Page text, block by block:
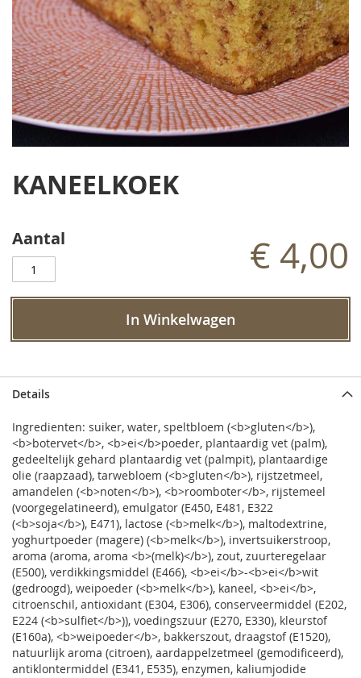
het
de
gallerij
KANEELKOEK
Aantal € 4,00
In Winkelwagen
Details
Ingredienten: suiker, water, speltbloem (<b>gluten</b>),
<b>botervet</b>, <b>ei</b>poeder, plantaardig vet (palm),
gedeeltelijk gehard plantaardig vet (palmpit), plantaardige
olie (raapzaad), tarwebloem (<b>gluten</b>), rijstzetmeel,
amandelen (<b>noten</b>), <b>roomboter</b>, rijstemeel
(voorgegelatineerd), emulgator (E450, E481, E322
(<b>soja</b>), E471), lactose (<b>melk</b>), maltodextrine,
yoghurtpoeder (magere) (<b>melk</b>), invertsuikerstroop,
aroma (aroma, aroma <b>(melk)</b>), zout, zuurteregelaar
(E500), verdikkingsmiddel (E466), <b>ei</b>-<b>ei</b>wit
(gedroogd), weipoeder (<b>melk</b>), kaneel, <b>ei</b>,
citroenschil, antioxidant (E304, E306), conserveermiddel (E202,
E224 (<b>sulfiet</b>)), voedingszuur (E270, E330), kleurstof
(E160a), <b>weipoeder</b>, bakkerszout, draagstof (E1520),
natuurlijk aroma (citroen), aardappelzetmeel (gemodificeerd),
antiklontermiddel (E341, E535), enzymen, kaliumjodide